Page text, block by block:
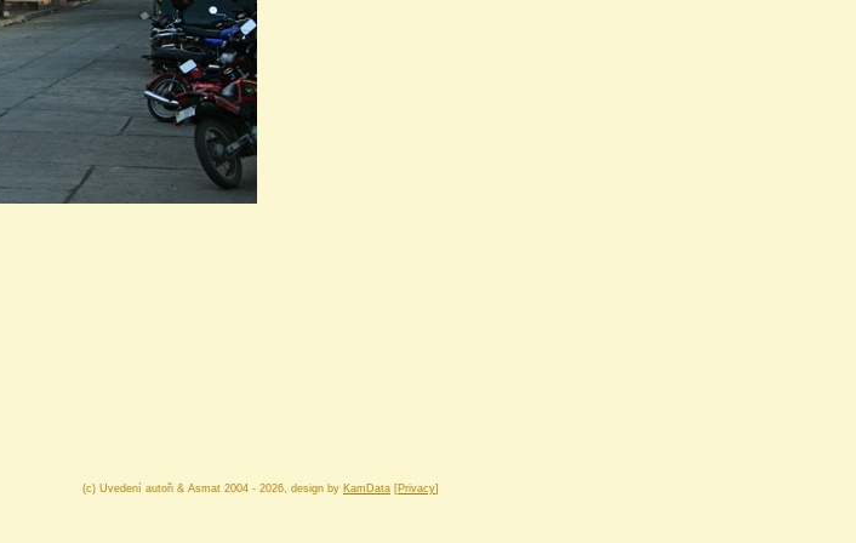
(c) Uvedení autoři & Asmat 2004 - 2026, design by KamData [Privacy]